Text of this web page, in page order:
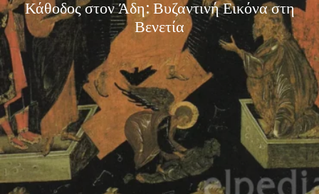
Κάθοδος στον Άδη: Βυζαντινή Εικόνα στη
Βενετία